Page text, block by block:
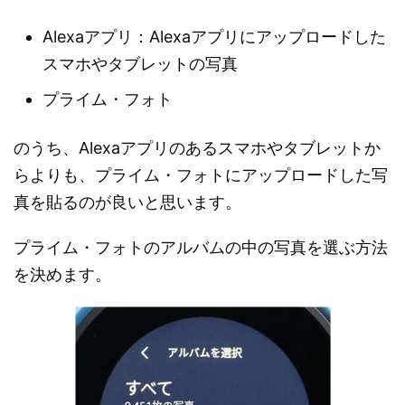
Alexaアプリ：Alexaアプリにアップロードした
スマホやタブレットの写真
プライム・フォト
のうち、Alexaアプリのあるスマホやタブレットか
らよりも、プライム・フォトにアップロードした写
真を貼るのが良いと思います。
プライム・フォトのアルバムの中の写真を選ぶ方法
を決めます。